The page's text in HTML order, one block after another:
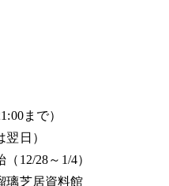
まで）
日）
28～1/4）
璃芝居資料館